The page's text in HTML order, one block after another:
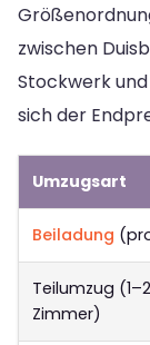
zwischen
Stockwerk
sich der
Umzugsart
Beiladung
Teilumzug (1–2
Zimmer)